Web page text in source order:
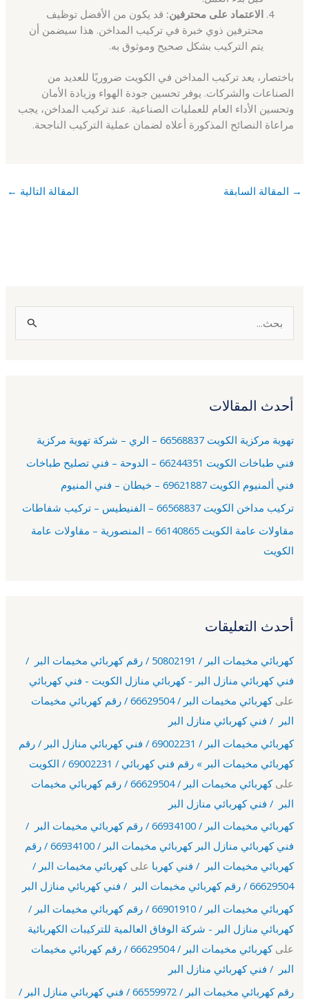
الاعتماد على محترفين: قد يكون من الأفضل توظيف
محترفين ذوي خبرة في تركيب المداخن. هذا سيضمن أن
يتم التركيب بشكل صحيح وموثوق به.
باختصار، يعد تركيب المداخن في الكويت ضروريًا للعديد من
الصناعات والشركات. يوفر تحسين جودة الهواء وزيادة الأمان
وتحسين الأداء العام للعمليات الصناعية. عند تركيب المداخن، يجب
مراعاة النصائح المذكورة أعلاه لضمان عملية التركيب الناجحة.
→ المقالة السابقة المقالة التالية ←
ل
ث
ن
:
أحدث المقالات
تهوية مركزية الكويت 66568837 – الري – شركة تهوية مركزية
فني طباخات الكويت 66244351 – الدوحة – فني تصليح طباخات
فني ألمنيوم الكويت 69621887 – خيطان – فني المنيوم
تركيب مداخن الكويت 66568837 – الفنيطيس – تركيب شفاطات
مقاولات عامة الكويت 66140865 – المنصورية – مقاولات عامة
الكويت
أحدث التعليقات
كهربائي مخيمات البر / 50802191 / رقم كهربائي مخيمات البر /
فني كهربائي منازل البر - كهربائي منازل الكويت - فني كهربائي
على
كهربائي مخيمات البر / 66629504 / رقم كهربائي مخيمات
البر / فني كهربائي منازل البر
كهربائي مخيمات البر / 69002231 / فني كهربائي منازل البر / رقم
كهربائي مخيمات البر » رقم فني كهربائي / 69002231 / الكويت
على
كهربائي مخيمات البر / 66629504 / رقم كهربائي مخيمات
البر / فني كهربائي منازل البر
كهربائي مخيمات البر / 66934100 / رقم كهربائي مخيمات البر /
فني كهربائي منازل البر كهربائي مخيمات البر / 66934100 / رقم
كهربائي مخيمات البر / فني كهربا علىكهربائي مخيمات البر /
66629504 / رقم كهربائي مخيمات البر / فني كهربائي منازل البر
كهربائي مخيمات البر / 66901910 / رقم كهربائي مخيمات البر /
كهربائي منازل البر - شركة الوفاق العالمية للتركيبات الكهربائية
على
كهربائي مخيمات البر / 66629504 / رقم كهربائي مخيمات
البر / فني كهربائي منازل البر
رقم كهربائي مخيمات البر / 66559972 / فني كهربائي منازل البر /